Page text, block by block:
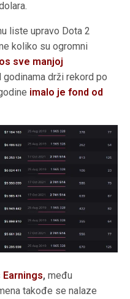
liste upravo Dota 2
koliko su ogromni
sve manjoj
godinama drži rekord po
imalo je fond od
,među
takođe se nalaze